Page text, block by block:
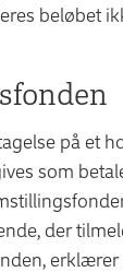
beløbet
på et
som
der
erklærer